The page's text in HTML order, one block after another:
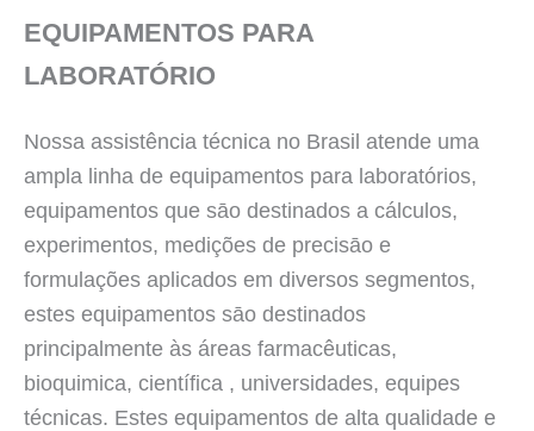
EQUIPAMENTOS PARA
LABORATÓRIO
Nossa assistência técnica no Brasil atende uma
ampla linha de equipamentos para laboratórios,
equipamentos que sāo destinados a cálculos,
experimentos, medições de precisāo e
formulações aplicados em diversos segmentos,
estes equipamentos sāo destinados
principalmente às áreas farmacêuticas,
bioquimica, científica , universidades, equipes
técnicas. Estes equipamentos de alta qualidade e